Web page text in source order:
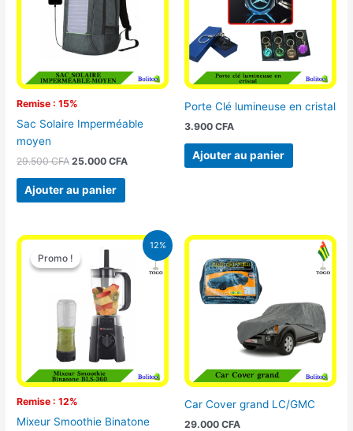
Remise : 15%
Sac Solaire Imperméable
moyen
29.500CFA 25.000CFA
Ajouter au panier
Porte Clé lumineuse en cristal
3.900 CFA
Ajouter au panier
12%
Promo !
Remise : 12%
Promo !
Mixeur Smoothie Binatone
Le
prix
initial
était :
25.000 CFA.
Le
prix
actuel
est :
Car Cover grand LC/GMC
29.000 CFA